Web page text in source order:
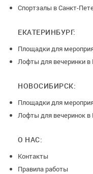
Спортзалы в Санкт-
ЕКАТЕРИНБУРГ:
Площадки для
Лофты для вечеринки в
НОВОСИБИРСК:
Площадки для
Лофты для вечеринок в
О НАС:
Контакты
Правила работы